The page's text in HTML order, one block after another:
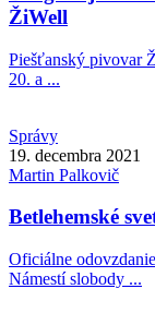
ŽiWell
Piešťanský pivovar
20. a ...
Správy
19. decembra 2021
Martin Palkovič
Betlehemské
Oficiálne
Námestí slobody ...